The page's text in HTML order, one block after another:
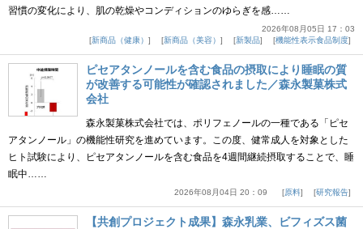
習慣の変化により、肌の乾燥やコンディションのゆらぎを感……
2026年08月05日 17：03
新商品（健康）
新商品（美容） 新製品 機能性表示食品制度
ピセアタンノールを含む食品の摂取により睡眠の質
が改善する可能性が確認されました／森永製菓株式
会社
森永製菓株式会社では、ポリフェノールの一種である「ピセ
アタンノール」の機能性研究を進めています。この度、健常成人を対象とした
ヒト試験により、ピセアタンノールを含む食品を4週間継続摂取することで、睡
眠中……
2026年08月04日 20：09 原料 研究報告
【共創プロジェクト成果】森永乳業、ビフィズス菌